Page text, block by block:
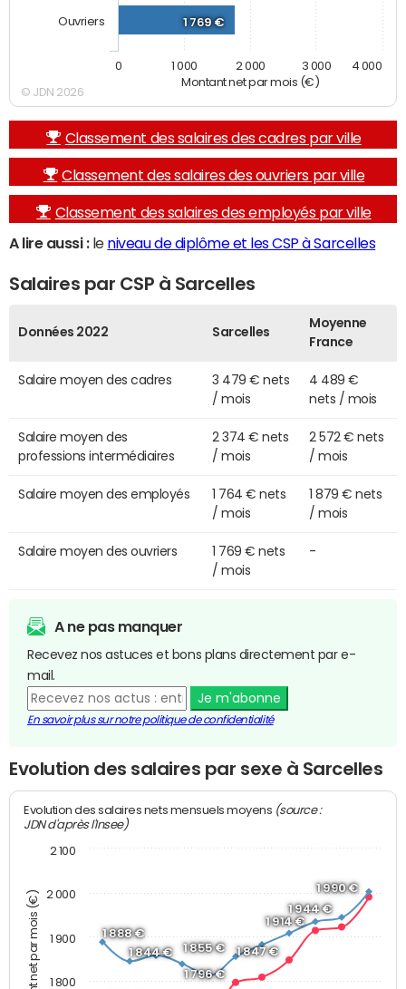
Montant net par mois (€)
1 769 €
Ouvriers
0 1 000 2 000 3 000 4 000
© JDN 2026
Classement des salaires des cadres par ville
Classement des salaires des ouvriers par ville
Classement des salaires des employés par ville
A lire aussi :le niveau de diplôme et les CSP à Sarcelles
Salaires par CSP à Sarcelles
Données 2022 Sarcelles
Moyenne
France
Salaire moyen des cadres
3 479 € nets
/ mois
4 489 €
nets / mois
Salaire moyen des
professions intermédiaires
2 374 € nets
/ mois
2 572 € nets
/ mois
Salaire moyen des employés
1 764 € nets
/ mois
1 879 € nets
/ mois
Salaire moyen des ouvriers
1 769 € nets
/ mois
-
A ne pas manquer
Recevez nos astuces et bons plans directement par e-
mail.
Je m'abonne
En savoir plus sur notre politique de confidentialité
Evolution des salaires par sexe à Sarcelles
Montant net par mois (€)
Evolution des salaires nets mensuels moyens (source :
JDN d'après l'Insee)
1 796 €
1 847 €
1 914 €
1 990 €
1 888 €
1 844 €
1 855 €
1 944 €
1 800
1 900
2 000
2 100